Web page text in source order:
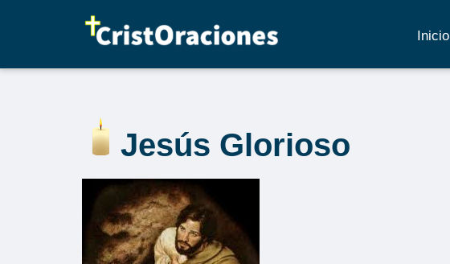
al
Inicio
Jesús Glorioso